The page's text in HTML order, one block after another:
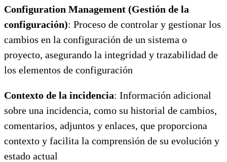
Configuration Management (Gestión de la
configuración): Proceso de controlar y gestionar los
cambios en la configuración de un sistema o
proyecto, asegurando la integridad y trazabilidad de
los elementos de configuración
Contexto de la incidencia: Información adicional
sobre una incidencia, como su historial de cambios,
comentarios, adjuntos y enlaces, que proporciona
contexto y facilita la comprensión de su evolución y
estado actual